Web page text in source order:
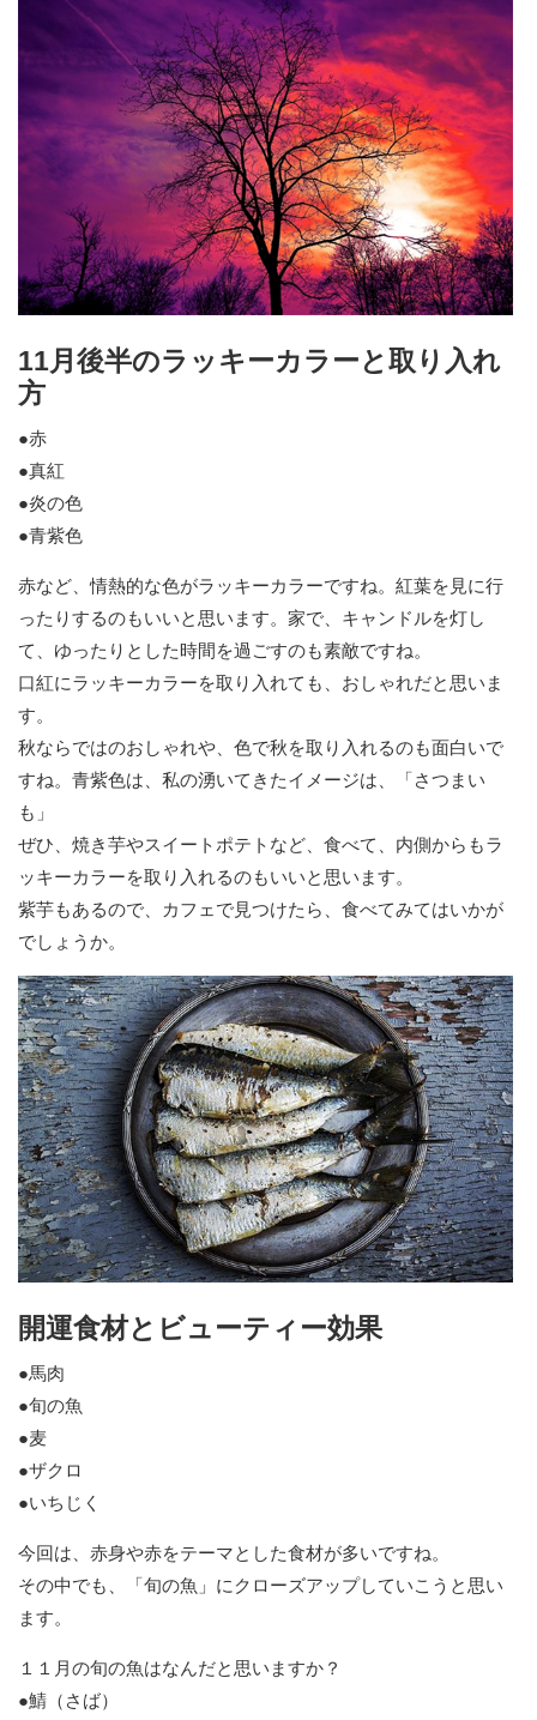
11月後半のラッキーカラーと取り入れ
方
●赤
●真紅
●炎の色
●青紫色
赤など、情熱的な色がラッキーカラーですね。紅葉を見に行
ったりするのもいいと思います。家で、キャンドルを灯し
て、ゆったりとした時間を過ごすのも素敵ですね。
口紅にラッキーカラーを取り入れても、おしゃれだと思いま
す。
秋ならではのおしゃれや、色で秋を取り入れるのも面白いで
すね。青紫色は、私の湧いてきたイメージは、「さつまい
も」
ぜひ、焼き芋やスイートポテトなど、食べて、内側からもラ
ッキーカラーを取り入れるのもいいと思います。
紫芋もあるので、カフェで見つけたら、食べてみてはいかが
でしょうか。
開運食材とビューティー効果
●馬肉
●旬の魚
●麦
●ザクロ
●いちじく
今回は、赤身や赤をテーマとした食材が多いですね。
その中でも、「旬の魚」にクローズアップしていこうと思い
ます。
１１月の旬の魚はなんだと思いますか？
●鯖（さば）